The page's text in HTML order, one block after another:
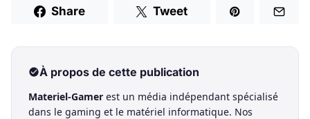
Share Tweet
À propos de cette publication
Materiel-Gamer est un média indépendant spécialisé
dans le gaming et le matériel informatique. Nos